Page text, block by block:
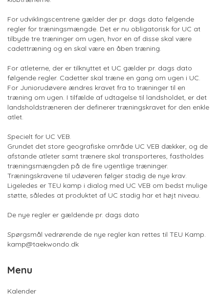
For udviklingscentrene gælder der pr. dags dato følgende
regler for træningsmængde. Det er nu obligatorisk for UC at
tilbyde tre træninger om ugen, hvor en af disse skal være
cadettræning og en skal være en åben træning.
For atleterne, der er tilknyttet et UC gælder pr. dags dato
følgende regler. Cadetter skal træne en gang om ugen i UC.
For Juniorudøvere ændres kravet fra to træninger til en
træning om ugen. I tilfælde af udtagelse til landsholdet, er det
landsholdstræneren der definerer træningskravet for den enkle
atlet.
Specielt for UC VEB.
Grundet det store geografiske område UC VEB dækker, og de
afstande atleter samt trænere skal transporteres, fastholdes
træningsmængden på de fire ugentlige træninger.
Træningskravene til udøveren følger stadig de nye krav.
Ligeledes er TEU kamp i dialog med UC VEB om bedst mulige
støtte, således at produktet af UC stadig har et højt niveau.
De nye regler er gældende pr. dags dato
Spørgsmål vedrørende de nye regler kan rettes til TEU Kamp.
kamp@taekwondo.dk
Menu
Kalender